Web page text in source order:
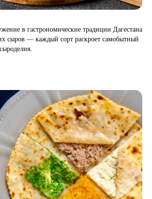
в гастрономические традиции Дагестана
сыров — каждый сорт раскроет самобытный